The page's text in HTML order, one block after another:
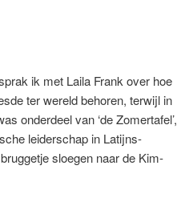
ik met Laila Frank over hoe
ter wereld behoren, terwijl in
onderdeel van ‘de Zomertafel’,
leiderschap in Latijns-
sloegen naar de Kim-